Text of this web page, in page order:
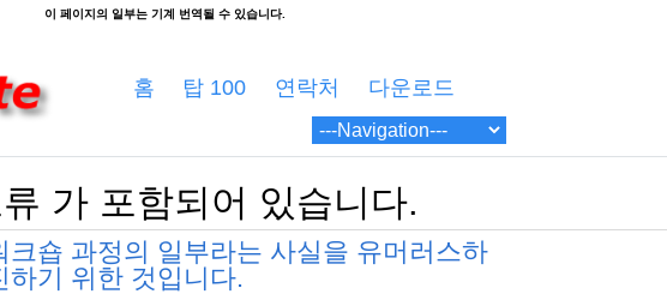
홈 탑 100 연락처 다운로드
가 포함되어 있습니다.
숍 과정의 일부라는 사실을 유머러스하
기 위한 것입니다.